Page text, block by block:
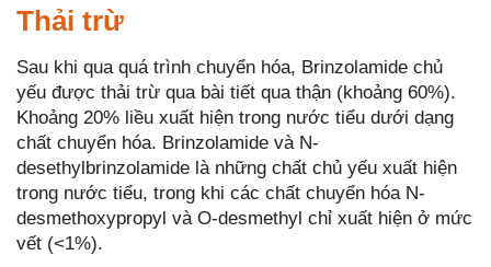
Thải trừ
Sau khi qua quá trình chuyển hóa, Brinzolamide chủ
yếu được thải trừ qua bài tiết qua thận (khoảng 60%).
Khoảng 20% liều xuất hiện trong nước tiểu dưới dạng
chất chuyển hóa. Brinzolamide và N-
desethylbrinzolamide là những chất chủ yếu xuất hiện
trong nước tiểu, trong khi các chất chuyển hóa N-
desmethoxypropyl và O-desmethyl chỉ xuất hiện ở mức
vết (<1%).